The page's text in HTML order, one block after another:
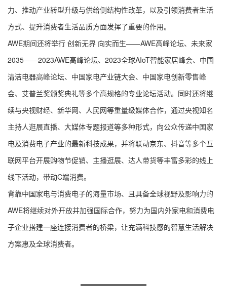
力、推动产业转型升级与供给侧结构性改革，以及引领消费者生活
方式、提升消费者生活品质方面发挥了重要的作用。
AWE期间还将举行 创新无界 向实而生——AWE高峰论坛、未来家
2035——2023AWE高峰论坛、2023全球AIoT智能家居峰会、中国
清洁电器高峰论坛、中国家电产业链大会、中国家电创新零售峰
会、艾普兰奖颁奖典礼等多个高规格的专业论坛活动。同时还将继
续与央视财经、新华网、人民网等重量级媒体合作，通过央视知名
主持人逛展直播、大媒体专题报道等多种形式，向公众传递中国家
电及消费电子产业的最新科技成果，并将联动京东、抖音等多个互
联网平台开展购物节促销、主播逛展、达人带货等丰富多彩的线上
线下活动，带动C端消费。
背靠中国家电与消费电子的海量市场、且具备全球视野及影响力的
AWE将继续对外开放并加强国际合作，努力为国内外家电和消费电
子企业搭建一座连接消费者的桥梁，让充满科技感的智慧生活解决
方案惠及全球消费者。